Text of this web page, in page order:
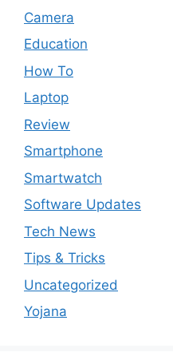
Camera
Education
How To
Laptop
Review
Smartphone
Smartwatch
Software Updates
Tech News
Tips & Tricks
Uncategorized
Yojana